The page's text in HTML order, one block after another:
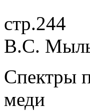
стр.244
В.С.
Спектры
меди